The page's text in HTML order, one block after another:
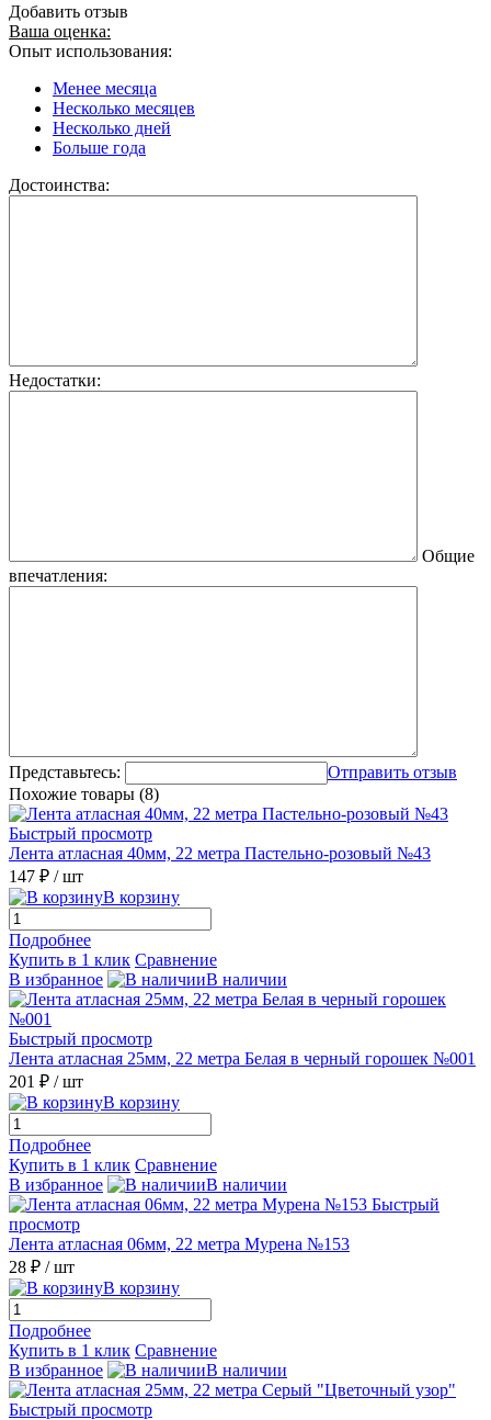
Добавить отзыв
Ваша оценка:
Опыт использования:
Менее месяца
Несколько месяцев
Несколько дней
Больше года
Достоинства:
Недостатки:
Общие
впечатления:
Представьтесь:
Отправить отзыв
Похожие товары (8)
Быстрый просмотр
Лента атласная 40мм, 22 метра Пастельно-розовый №43
147 ₽ / шт
В корзину
Подробнее
Купить в 1 клик Сравнение
В избранное
В наличии
Быстрый просмотр
Лента атласная 25мм, 22 метра Белая в черный горошек №001
201 ₽ / шт
В корзину
Подробнее
Купить в 1 клик Сравнение
В избранное
В наличии
Быстрый
просмотр
Лента атласная 06мм, 22 метра Мурена №153
28 ₽ / шт
В корзину
Подробнее
Купить в 1 клик Сравнение
В избранное
В наличии
Быстрый просмотр